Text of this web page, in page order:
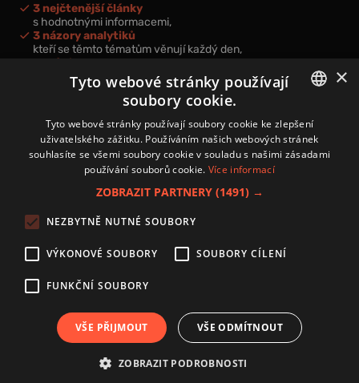
3 nejčtenější články
s hodnotnými informacemi,
3 názory analytiků
kteří se těmto tématům věnují každý den,
nová videa a podcasty
k prohloubení vašich znalostí.
Přihlášením k newsletteru vyjadřujete svůj souhlas spodmínkami
zpracování osobních údajů.
Zásady používání souborů cookies
Autoři
Nastavení cookies
Publikování nebo další šíření obsahu serveru www.investice.cz není možné bez
CZECH
×
Tyto webové stránky používají
soubory cookie.
Tyto webové stránky používají soubory cookie ke zlepšení
uživatelského zážitku. Používáním našich webových stránek
souhlasíte se všemi soubory cookie v souladu s našimi zásadami
používání souborů cookie. Více informací
ZOBRAZIT PARTNERY (1491) →
NEZBYTNĚ NUTNÉ SOUBORY
VÝKONOVÉ SOUBORY SOUBORY CÍLENÍ
FUNKČNÍ SOUBORY
VŠE PŘIJMOUT VŠE ODMÍTNOUT
ZOBRAZIT PODROBNOSTI